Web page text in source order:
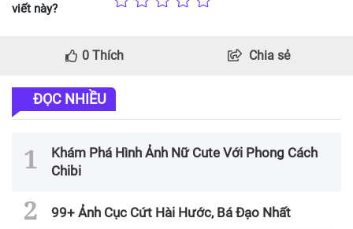
viết này?
0 Thích Chia sẻ
ĐỌC NHIỀU
Khám Phá Hình Ảnh Nữ Cute Với Phong Cách
Chibi
99+ Ảnh Cục Cứt Hài Hước, Bá Đạo Nhất